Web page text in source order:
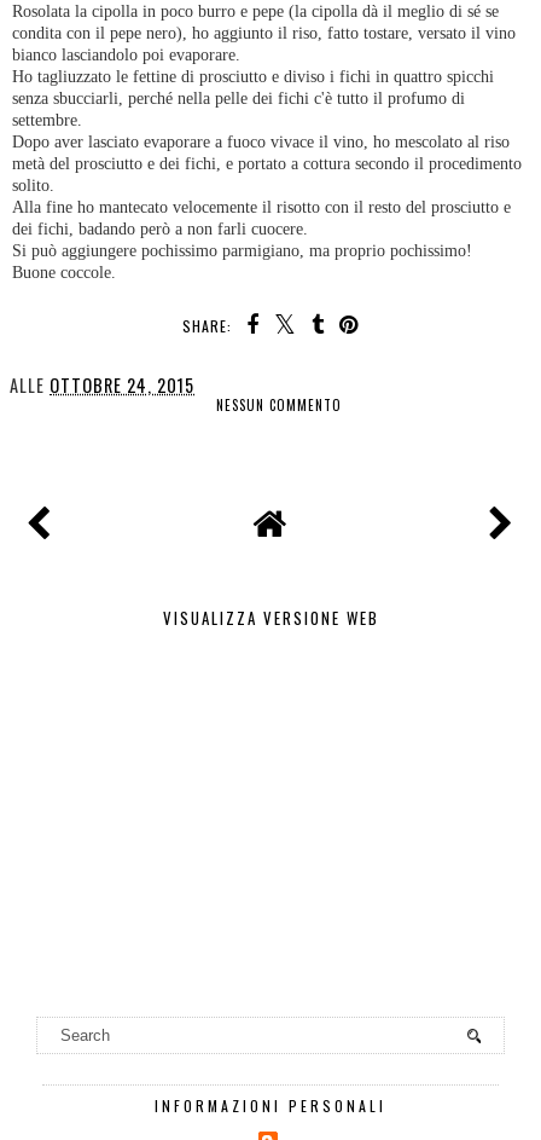
Rosolata la cipolla in poco burro e pepe (la cipolla dà il meglio di sé se
condita con il pepe nero), ho aggiunto il riso, fatto tostare, versato il vino
bianco lasciandolo poi evaporare.
Ho tagliuzzato le fettine di prosciutto e diviso i fichi in quattro spicchi
senza sbucciarli, perché nella pelle dei fichi c'è tutto il profumo di
settembre.
Dopo aver lasciato evaporare a fuoco vivace il vino, ho mescolato al riso
metà del prosciutto e dei fichi, e portato a cottura secondo il procedimento
solito.
Alla fine ho mantecato velocemente il risotto con il resto del prosciutto e
dei fichi, badando però a non farli cuocere.
Si può aggiungere pochissimo parmigiano, ma proprio pochissimo!
Buone coccole.
SHARE:
ALLE OTTOBRE 24, 2015
NESSUN COMMENTO
VISUALIZZA VERSIONE WEB
INFORMAZIONI PERSONALI